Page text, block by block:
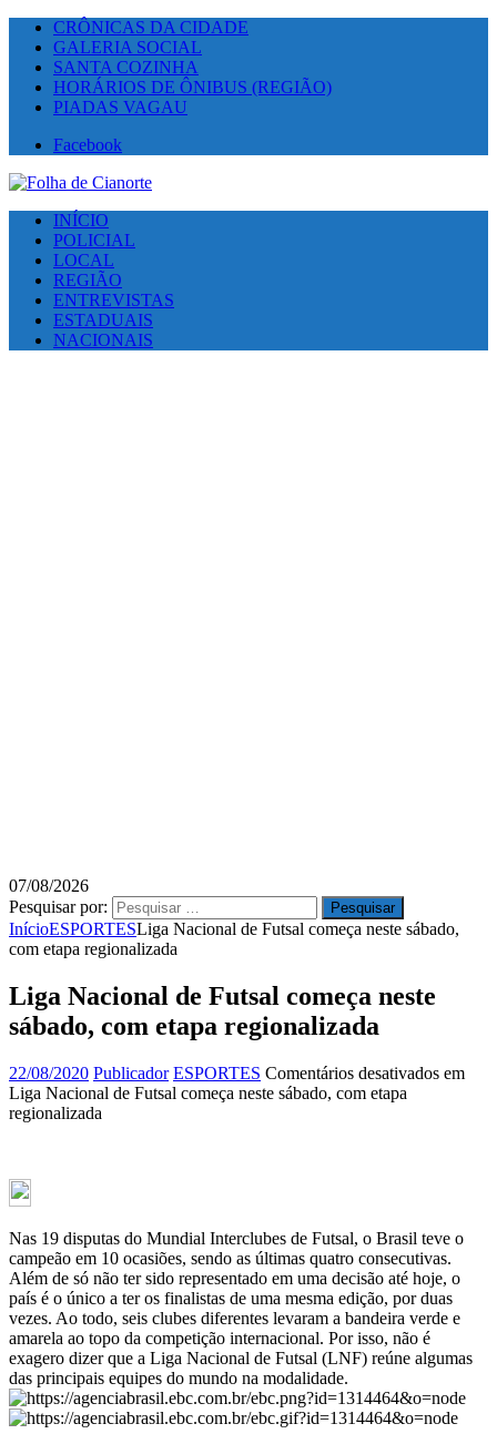
CRÔNICAS DA CIDADE
GALERIA SOCIAL
SANTA COZINHA
HORÁRIOS DE ÔNIBUS (REGIÃO)
PIADAS VAGAU
Facebook
INÍCIO
POLICIAL
LOCAL
REGIÃO
ENTREVISTAS
ESTADUAIS
NACIONAIS
07/08/2026
Pesquisar por:
InícioESPORTESLiga Nacional de Futsal começa neste sábado,
com etapa regionalizada
Liga Nacional de Futsal começa neste
sábado, com etapa regionalizada
22/08/2020 Publicador ESPORTES Comentários desativados em
Liga Nacional de Futsal começa neste sábado, com etapa
regionalizada
Nas 19 disputas do Mundial Interclubes de Futsal, o Brasil teve o
campeão em 10 ocasiões, sendo as últimas quatro consecutivas.
Além de só não ter sido representado em uma decisão até hoje, o
país é o único a ter os finalistas de uma mesma edição, por duas
vezes. Ao todo, seis clubes diferentes levaram a bandeira verde e
amarela ao topo da competição internacional. Por isso, não é
exagero dizer que a Liga Nacional de Futsal (LNF) reúne algumas
das principais equipes do mundo na modalidade.